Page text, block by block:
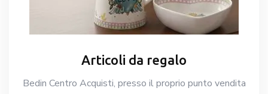
Articoli da regalo
Bedin Centro Acquisti, presso il proprio punto vendita